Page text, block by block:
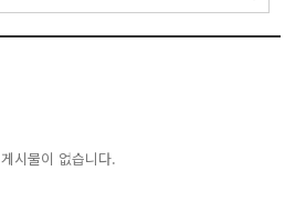
게시물이 없습니다.